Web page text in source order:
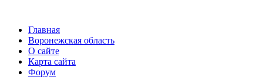
Главная
Воронежская область
О сайте
Карта сайта
Форум